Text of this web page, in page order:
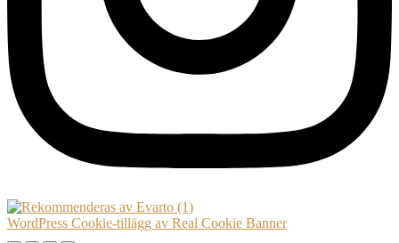
WordPress Cookie-tillägg av Real Cookie Banner